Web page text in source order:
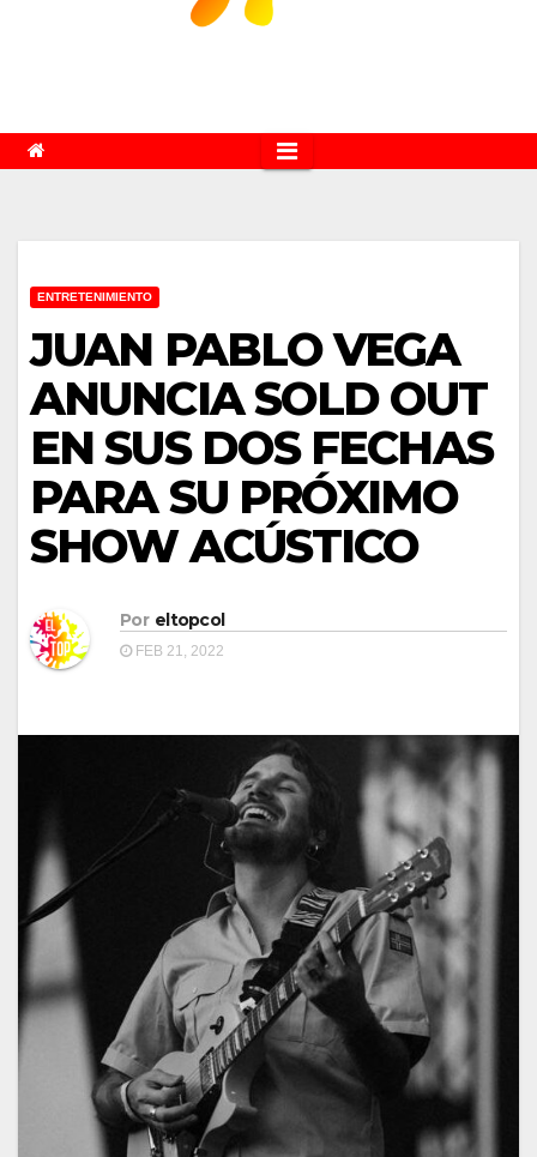
ENTRETENIMIENTO
JUAN PABLO VEGA
ANUNCIA SOLD OUT
EN SUS DOS FECHAS
PARA SU PRÓXIMO
SHOW ACÚSTICO
Por eltopcol
FEB 21, 2022